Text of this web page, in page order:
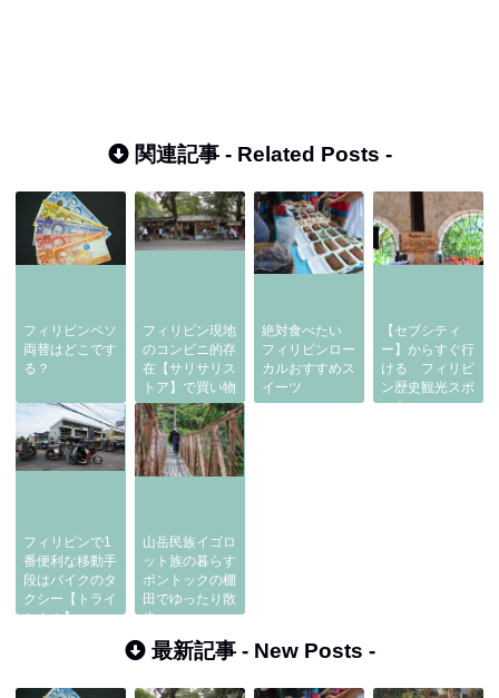
関連記事 - Related Posts -
フィリピンペソ
両替はどこです
る？
フィリピン現地
のコンビニ的存
在【サリサリス
トア】で買い物
絶対食べたい
フィリピンロー
カルおすすめス
イーツ
【セブシティ
ー】からすぐ行
ける フィリピ
ン歴史観光スポ
ット
フィリピンで1
番便利な移動手
段はバイクのタ
クシー【トライ
シクル】
山岳民族イゴロ
ット族の暮らす
ボントックの棚
田でゆったり散
歩
最新記事 - New Posts -